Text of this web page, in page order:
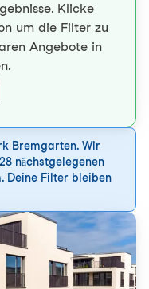
Klicke
um die Filter zu
Angebote in
Bremgarten. Wir
nächstgelegenen
Deine Filter bleiben